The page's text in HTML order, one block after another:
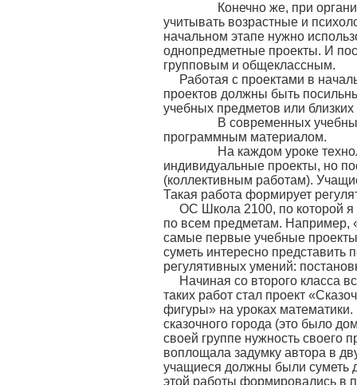
Конечно же, при
учитывать возрастные и
начальном этапе нужно
однопредметные проекты. И
групповым и общеклассным.
Работая с проектами в
проектов должны быть
учебных предметов или
В современных учебных
программным материалом.
На каждом уроке
индивидуальные проекты, но
(коллективным работам).
Такая работа формирует
ОС Школа 2100, по которой я
по всем предметам. Например,
самые первые учебные
суметь интересно
регулятивных умений:
Начиная со второго класса
таких работ стал проект
фигуры» на уроках
сказочного города (это было
своей группе нужность своего
воплощала задумку автора в
учащиеся должны были суметь
этой работы формировались в